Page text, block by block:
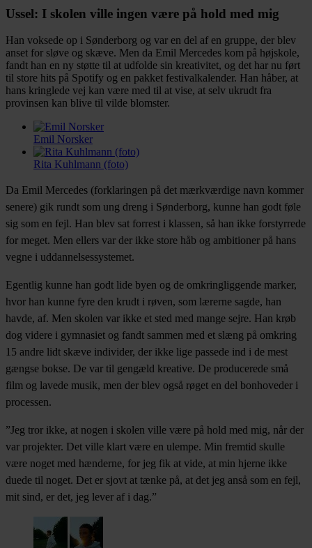
Ussel: I skolen ville ingen være på hold med mig
Han voksede op i Sønderborg og var en del af en gruppe, der blev
anset for sløve og skæve. Men da Emil Mercedes kom på højskole,
fandt han en ny støtte til at udfolde sin kreativitet, og det har nu ført
til store hits på Spotify og en pakket festivalkalender. Han håber, at
hans kringlede vej kan være med til at vise, at selv ukrudt fra
provinsen kan blive til vilde blomster.
Emil Norsker
Rita Kuhlmann (foto)
Facebook
Twitter
LinkedIn
Email
Da Emil Mercedes (forklaringen på det mærkværdige navn kommer
senere) gik rundt som ung dreng i Sønderborg, kunne han godt føle
sig som en fejl. Han blev sat forrest i klassen, så han ikke forstyrrede
for meget. Men ellers var der ikke store håb og ambitioner på hans
vegne i uddannelsessystemet.
Egentlig kunne han godt lide byen og de omkringliggende marker,
hvor han kunne fyre den krudt i røven, som lærerne sagde, han
havde, af. Men skolen var ikke et sted med mange sejre. Han krøb
dog videre i gymnasiet og fandt sammen med et slæng på omkring
15 andre lidt skæve individer, der ikke lige passede ind i de mest
gængse bokse. De var til gengæld kreative. De producerede små
film og lavede musik, men der blev også røget en del bonhoveder i
processen.
”Jeg tror ikke, at nogen i skolen ville være på hold med mig, når der
var projekter. Det ville klart være en ulempe. Min fremtid skulle
være noget med hænderne, for jeg fik at vide, at min hjerne ikke
duede til noget. Det er sjovt at tænke på, at det jeg anså som en fejl,
mit sind, er det, jeg lever af i dag.”